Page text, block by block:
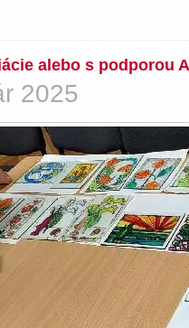
alebo s podporou
2025